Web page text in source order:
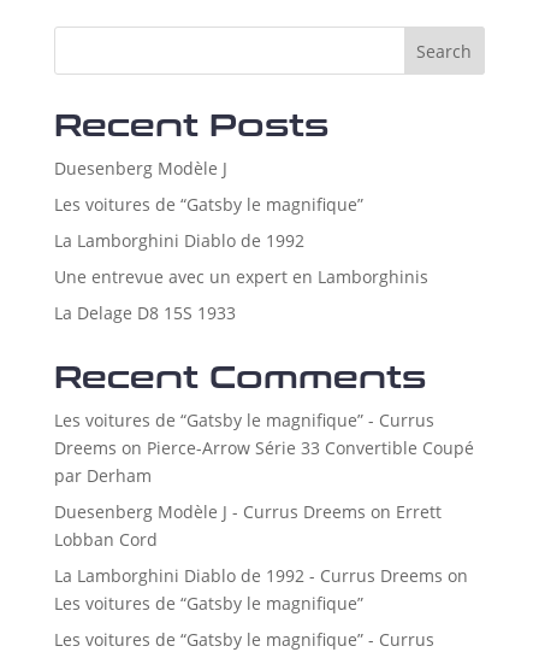
Search
Recent Posts
Duesenberg Modèle J
Les voitures de “Gatsby le magnifique”
La Lamborghini Diablo de 1992
Une entrevue avec un expert en Lamborghinis
La Delage D8 15S 1933
Recent Comments
Les voitures de “Gatsby le magnifique” - Currus
Dreems on Pierce-Arrow Série 33 Convertible Coupé
par Derham
Duesenberg Modèle J - Currus Dreems on Errett
Lobban Cord
La Lamborghini Diablo de 1992 - Currus Dreems on
Les voitures de “Gatsby le magnifique”
Les voitures de “Gatsby le magnifique” - Currus